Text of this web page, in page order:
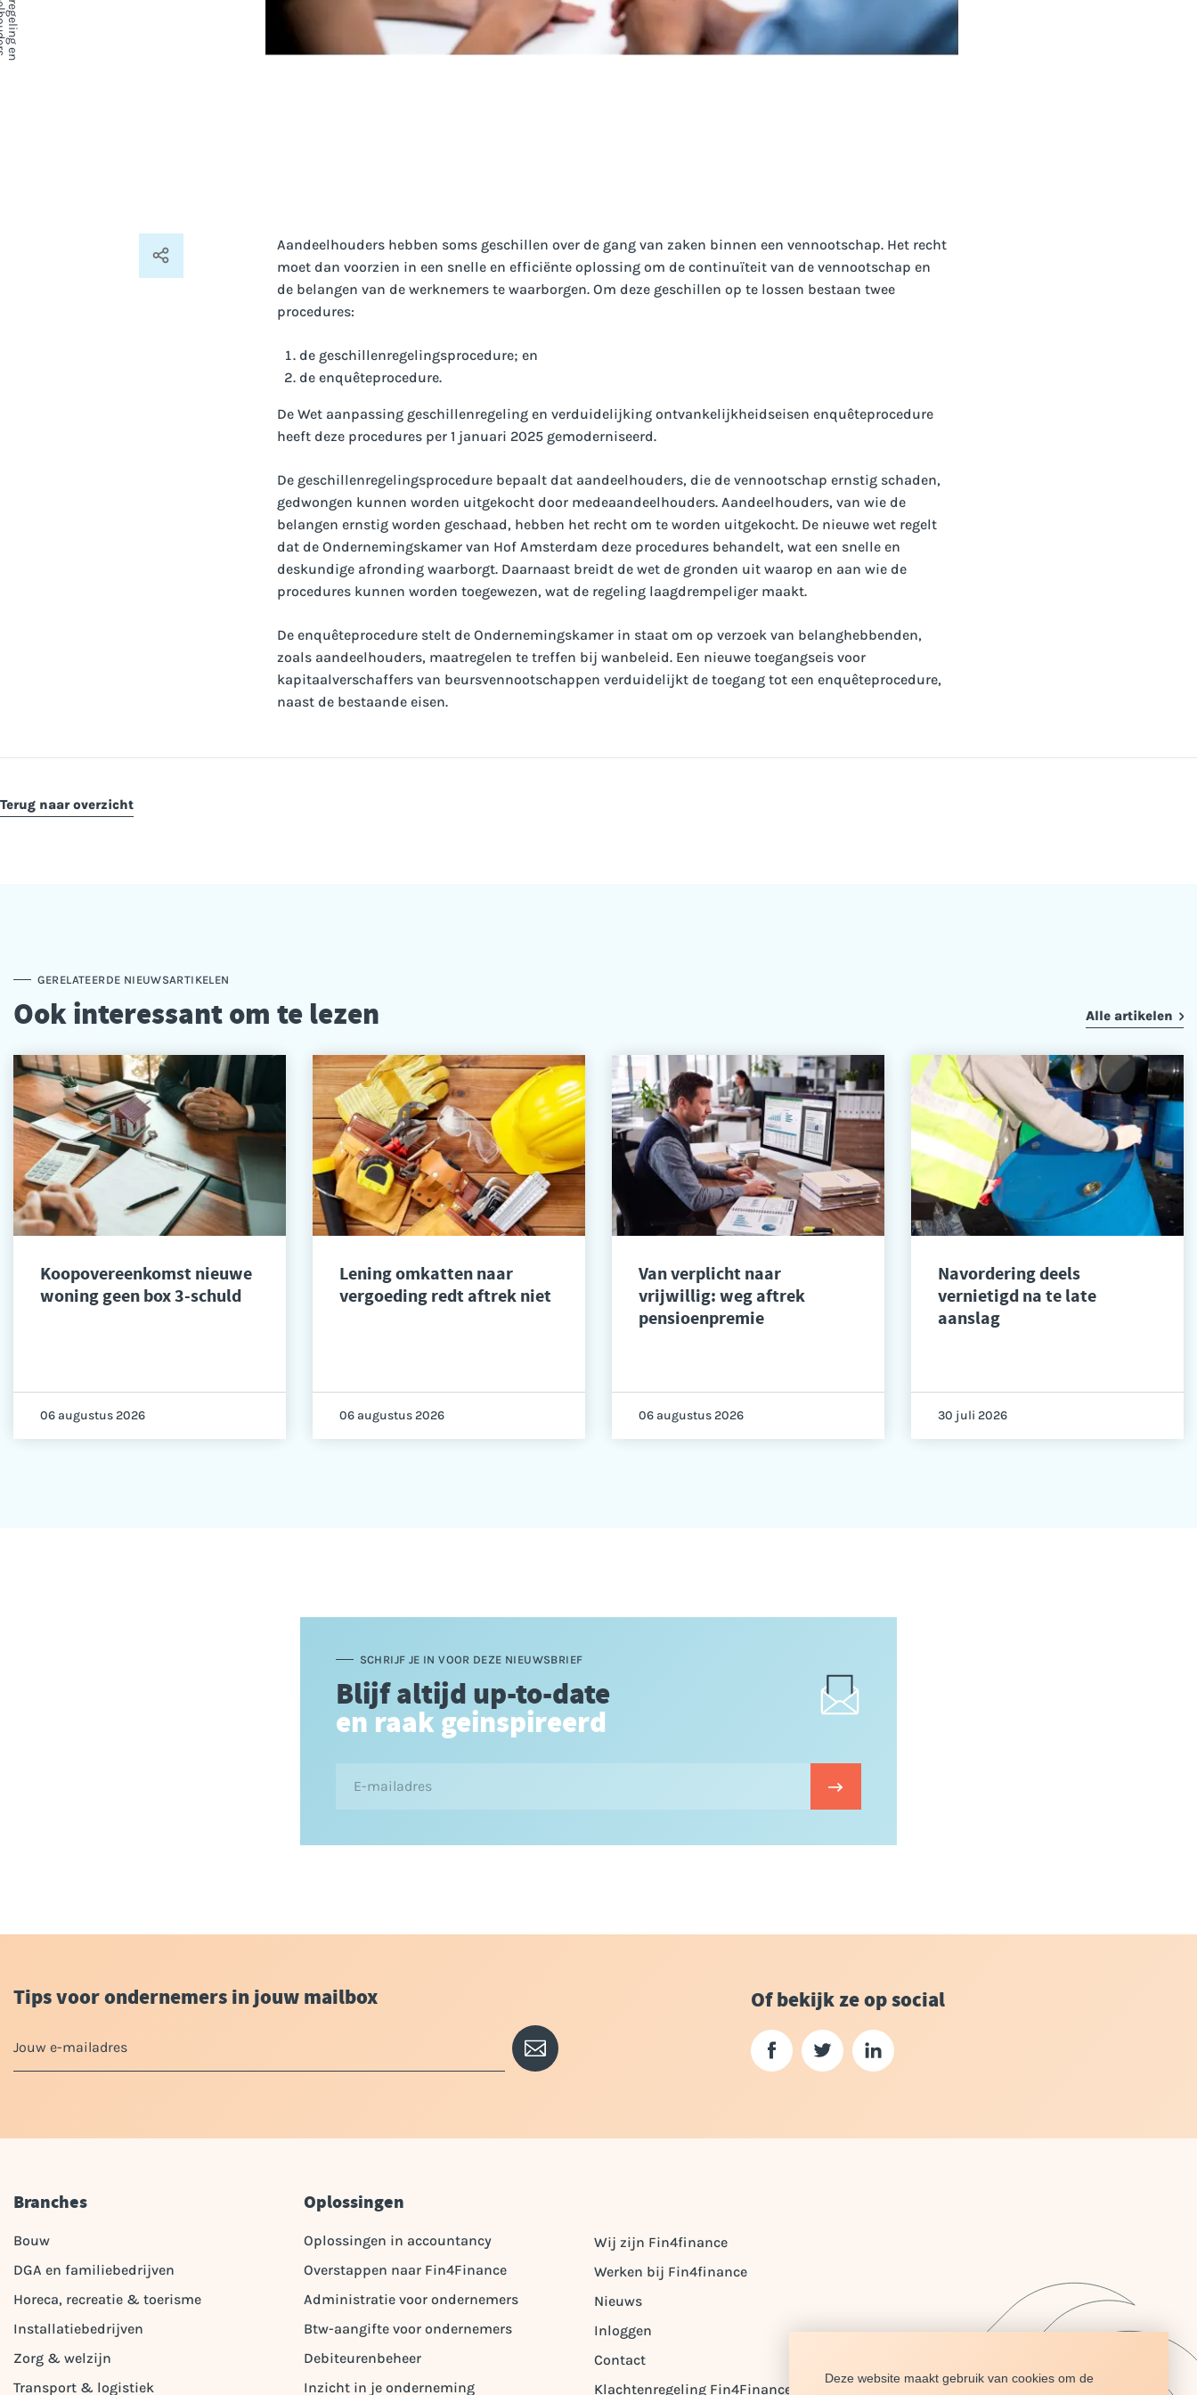
Deze website maakt gebruik van cookies om de
Aandeelhouders hebben soms geschillen over de gang van zaken binnen een vennootschap. Het recht
moet dan voorzien in een snelle en efficiënte oplossing om de continuïteit van de vennootschap en
de belangen van de werknemers te waarborgen. Om deze geschillen op te lossen bestaan twee
procedures:
de geschillenregelingsprocedure; en
de enquêteprocedure.
De Wet aanpassing geschillenregeling en verduidelijking ontvankelijkheidseisen enquêteprocedure
heeft deze procedures per 1 januari 2025 gemoderniseerd.
De geschillenregelingsprocedure bepaalt dat aandeelhouders, die de vennootschap ernstig schaden,
gedwongen kunnen worden uitgekocht door medeaandeelhouders. Aandeelhouders, van wie de
belangen ernstig worden geschaad, hebben het recht om te worden uitgekocht. De nieuwe wet regelt
dat de Ondernemingskamer van Hof Amsterdam deze procedures behandelt, wat een snelle en
deskundige afronding waarborgt. Daarnaast breidt de wet de gronden uit waarop en aan wie de
procedures kunnen worden toegewezen, wat de regeling laagdrempeliger maakt.
De enquêteprocedure stelt de Ondernemingskamer in staat om op verzoek van belanghebbenden,
zoals aandeelhouders, maatregelen te treffen bij wanbeleid. Een nieuwe toegangseis voor
kapitaalverschaffers van beursvennootschappen verduidelijkt de toegang tot een enquêteprocedure,
naast de bestaande eisen.
Terug naar overzicht
GERELATEERDE NIEUWSARTIKELEN
Ook interessant om te lezen Alle artikelen
Koopovereenkomst nieuwe
woning geen box 3-schuld
06 augustus 2026
Lening omkatten naar
vergoeding redt aftrek niet
06 augustus 2026
Van verplicht naar
vrijwillig: weg aftrek
pensioenpremie
06 augustus 2026
Navordering deels
vernietigd na te late
aanslag
30 juli 2026
SCHRIJF JE IN VOOR DEZE NIEUWSBRIEF
Blijf altijd up-to-date
en raak geinspireerd
Tips voor ondernemers in jouw mailbox Of bekijk ze op social
Branches
Bouw
DGA en familiebedrijven
Horeca, recreatie & toerisme
Installatiebedrijven
Zorg & welzijn
Transport & logistiek
Oplossingen
Oplossingen in accountancy
Overstappen naar Fin4Finance
Administratie voor ondernemers
Btw-aangifte voor ondernemers
Debiteurenbeheer
Inzicht in je onderneming
Wij zijn Fin4finance
Werken bij Fin4finance
Nieuws
Inloggen
Contact
Klachtenregeling Fin4Finance